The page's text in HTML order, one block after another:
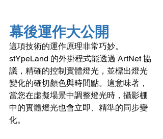
幕後運作大公開
這項技術的運作原理非常巧妙。
stYpeLand 的外掛程式能透過 ArtNet 協
議，精確的控制實體燈光，並標出燈光
變化的確切顏色與時間點。這意味著，
當您在虛擬場景中調整燈光時，攝影棚
中的實體燈光也會立即、精準的同步變
化。